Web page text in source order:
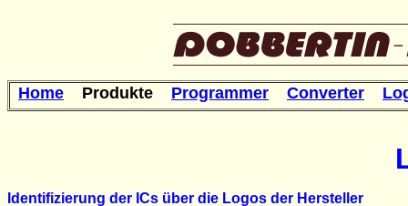
Home Produkte Programmer Converter
Identifizierung der ICs über die Logos der Hersteller